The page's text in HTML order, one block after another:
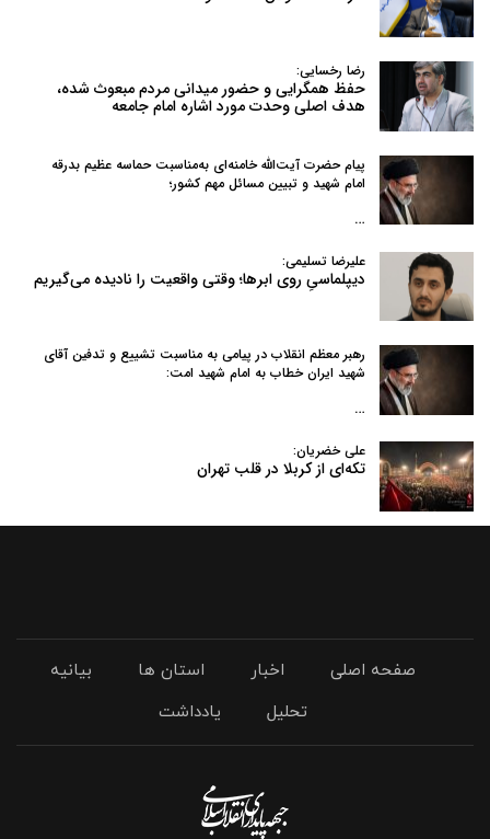
رضا رخسایی:
حفظ همگرایی و حضور میدانی مردم مبعوث شده،
هدف اصلی وحدت مورد اشاره امام جامعه
پیام حضرت آیت‌الله خامنه‌ای به‌مناسبت حماسه عظیم بدرقه
امام شهید و تبیین مسائل مهم کشور؛
…
علیرضا تسلیمی:
دیپلماسیِ روی ابرها؛ وقتی واقعیت را نادیده می‌گیریم
رهبر معظم انقلاب در پیامی به‌ مناسبت تشییع و تدفین آقای
شهید ایران خطاب به امام شهید امت:
…
علی خضریان:
تکه‌ای از کربلا در قلب تهران
صفحه اصلی اخبار استان ها
بیانیه
تحلیل
یادداشت